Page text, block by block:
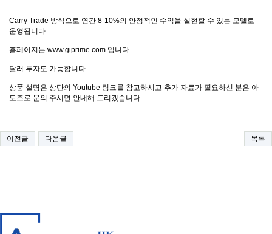
Carry Trade 방식으로 연간 8-10%의 안정적인 수익을 실현할 수 있는 모델로
운영됩니다.
홈페이지는 www.giprime.com 입니다.
달러 투자도 가능합니다.
상품 설명은 상단의 Youtube 링크를 참고하시고 추가 자료가 필요하신 분은 아
토즈로 문의 주시면 안내해 드리겠습니다.
이전글 다음글 목록